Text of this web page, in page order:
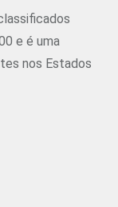
e é uma
nos Estados